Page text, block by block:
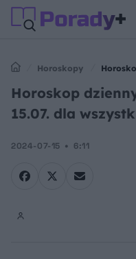
Horoskopy
wszystkich znaków zodiaku
Horoskop
15.07. dla
2024-07-15 6:11